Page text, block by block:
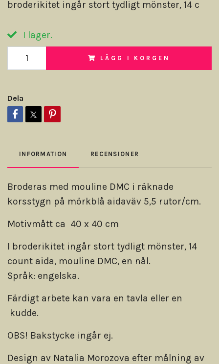
broderikitet ingår stort tydligt mönster, 14 c
I lager.
LÄGG I KORGEN
Dela
INFORMATION RECENSIONER
Broderas med mouline DMC i räknade
korsstygn på mörkblå aidaväv 5,5 rutor/cm.
Motivmått ca 40 x 40 cm
I broderikitet ingår stort tydligt mönster, 14
count aida, mouline DMC, en nål.
Språk: engelska.
Färdigt arbete kan vara en tavla eller en
kudde.
OBS! Bakstycke ingår ej.
Design av Natalia Morozova efter målning av